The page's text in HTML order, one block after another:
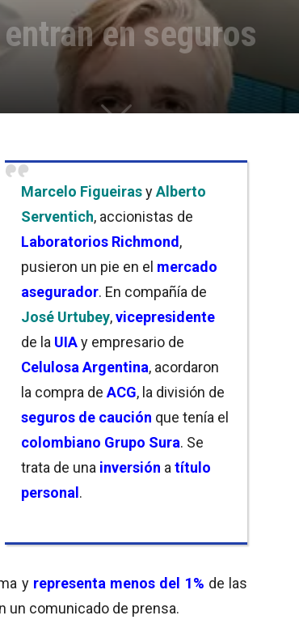
en seguros
Marcelo FigueirasyAlberto
Serventich, accionistas de
Laboratorios Richmond,
pusieron un pie en el mercado
asegurador. En compañía de
José Urtubey,vicepresidente
de la UIAy empresario de
Celulosa Argentina, acordaron
la compra de ACG, la división de
seguros de caución que tenía el
colombiano Grupo Sura. Se
trata de una inversión a título
personal.
y representa menos del 1% de las
un comunicado de prensa.